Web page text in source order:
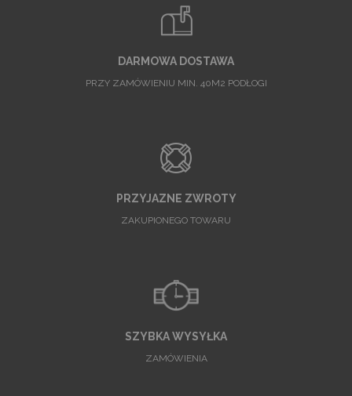
DARMOWA DOSTAWA
PRZY ZAMÓWIENIU MIN. 40M2 PODŁOGI
PRZYJAZNE ZWROTY
ZAKUPIONEGO TOWARU
SZYBKA WYSYŁKA
ZAMÓWIENIA